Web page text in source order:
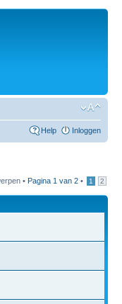
Help Inloggen
• Pagina 1 van 2 • 1 2